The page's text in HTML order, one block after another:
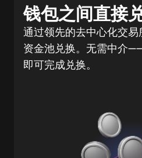
钱包之间直接
通过领先的去中心化交
资金池兑换。无需中介
即可完成兑换。